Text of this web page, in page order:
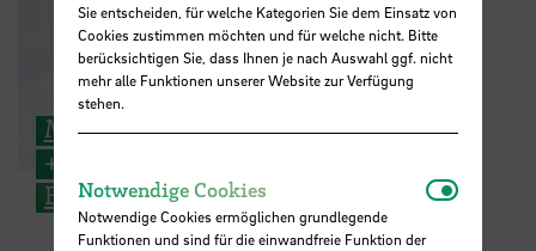
Markus Schnare
+49 421 5905 3522
E-Mail
Sie entscheiden, für welche Kategorien Sie dem Einsatz von
Cookies zustimmen möchten und für welche nicht. Bitte
berücksichtigen Sie, dass Ihnen je nach Auswahl ggf. nicht
mehr alle Funktionen unserer Website zur Verfügung
stehen.
Notwendige Cookies
Notwendige Cookies ermöglichen grundlegende
Funktionen und sind für die einwandfreie Funktion der